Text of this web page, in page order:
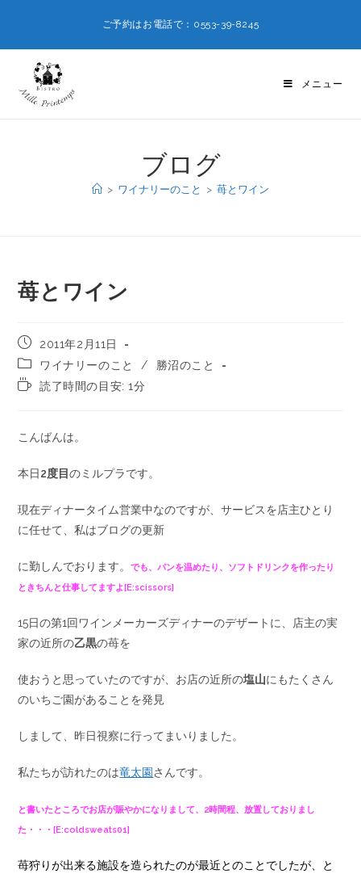
ご予約はお電話で：0553-39-8245
メニュー
ブログ
> ワイナリーのこと > 苺とワイン
苺とワイン
2011年2月11日
ワイナリーのこと
/
勝沼のこと
読了時間の目安: 1分
こんばんは。
本日2度目のミルプラです。
現在ディナータイム営業中なのですが、サービスを店主ひとり
に任せて、私はブログの更新
に勤しんでおります。でも、パンを温めたり、ソフトドリンクを作ったり
ときちんと仕事してますよ[E:scissors]
15日の第1回ワインメーカーズディナーのデザートに、店主の実
家の近所の乙黒の苺を
使おうと思っていたのですが、お店の近所の塩山にもたくさん
のいちご園があることを発見
しまして、昨日視察に行ってまいりました。
私たちが訪れたのは竜太園 さんです。
と書いたところでお店が賑やかになりまして、2時間程、放置しておりまし
た・・・[E:coldsweats01]
苺狩りが出来る施設を造られたのが最近とのことでしたが、と